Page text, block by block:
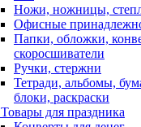
Ножи, ножницы,
Офисные
Папки, обложки,
скоросшиватели
Ручки, стержни
Тетради, альбомы,
блоки, раскраски
для праздника